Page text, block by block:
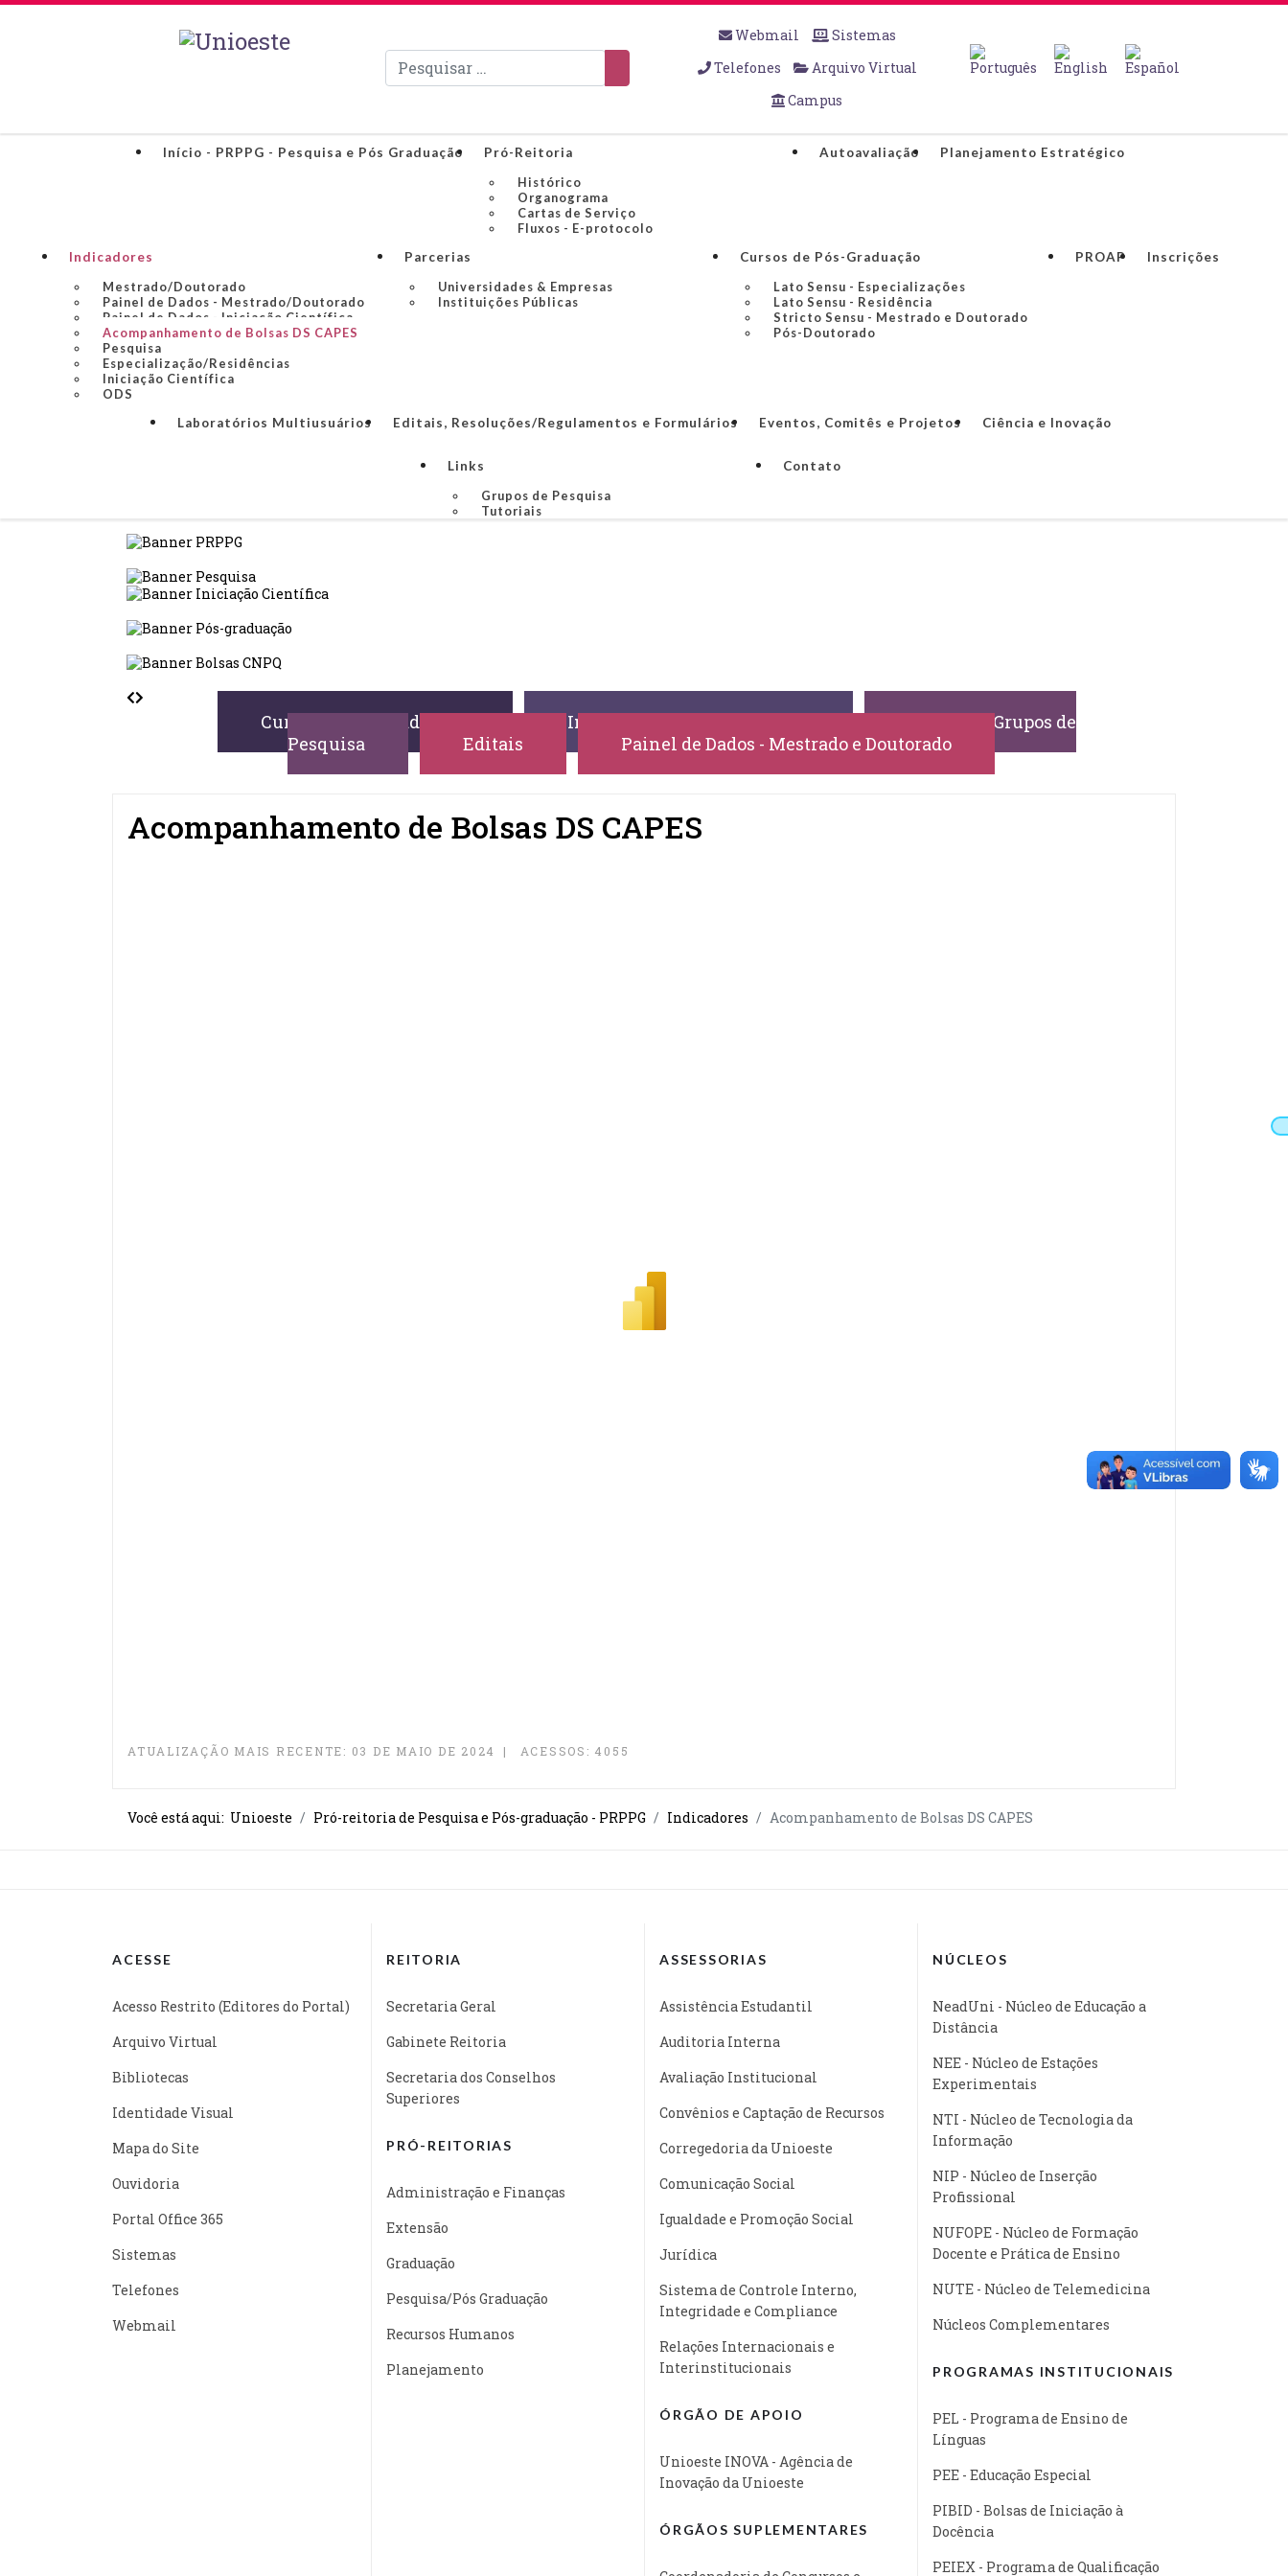
Pesquisar
Webmail
Sistemas
Telefones
Arquivo Virtual
Campus
Início - PRPPG - Pesquisa e Pós Graduação
Pró-Reitoria
Histórico
Organograma
Cartas de Serviço
Fluxos - E-protocolo
Autoavaliação Planejamento Estratégico
Indicadores
Mestrado/Doutorado
Painel de Dados - Mestrado/Doutorado
Painel de Dados - Iniciação Científica
Acompanhamento de Bolsas DS CAPES
Pesquisa
Especialização/Residências
Iniciação Científica
ODS
Parcerias
Universidades & Empresas
Instituições Públicas
Cursos de Pós-Graduação
Lato Sensu - Especializações
Lato Sensu - Residência
Stricto Sensu - Mestrado e Doutorado
Pós-Doutorado
PROAP Inscrições
Laboratórios Multiusuários Editais, Resoluções/Regulamentos e Formulários Eventos, Comitês e Projetos Ciência e Inovação
Links
Grupos de Pesquisa
Tutoriais
Contato
Cursos de Pós-graduação Inscrições na Pós-graduação
Projetos e Grupos de
Pesquisa
Editais Painel de Dados - Mestrado e Doutorado
Acompanhamento de Bolsas DS CAPES
ATUALIZAÇÃO MAIS RECENTE: 03 DE MAIO DE 2024 ACESSOS: 4055
Você está aqui: Unioeste Pró-reitoria de Pesquisa e Pós-graduação - PRPPG Indicadores Acompanhamento de Bolsas DS CAPES
ACESSE
Acesso Restrito (Editores do Portal)
Arquivo Virtual
Bibliotecas
Identidade Visual
Mapa do Site
Ouvidoria
Portal Office 365
Sistemas
Telefones
Webmail
REITORIA
Secretaria Geral
Gabinete Reitoria
Secretaria dos Conselhos
Superiores
PRÓ-REITORIAS
Administração e Finanças
Extensão
Graduação
Pesquisa/Pós Graduação
Recursos Humanos
Planejamento
ASSESSORIAS
Assistência Estudantil
Auditoria Interna
Avaliação Institucional
Convênios e Captação de Recursos
Corregedoria da Unioeste
Comunicação Social
Igualdade e Promoção Social
Jurídica
Sistema de Controle Interno,
Integridade e Compliance
Relações Internacionais e
Interinstitucionais
ÓRGÃO DE APOIO
Unioeste INOVA - Agência de
Inovação da Unioeste
ÓRGÃOS SUPLEMENTARES
NÚCLEOS
NeadUni - Núcleo de Educação a
Distância
NEE - Núcleo de Estações
Experimentais
NTI - Núcleo de Tecnologia da
Informação
NIP - Núcleo de Inserção
Profissional
NUFOPE - Núcleo de Formação
Docente e Prática de Ensino
NUTE - Núcleo de Telemedicina
Núcleos Complementares
PROGRAMAS INSTITUCIONAIS
PEL - Programa de Ensino de
Línguas
PEE - Educação Especial
PIBID - Bolsas de Iniciação à
Docência
PEIEX - Programa de Qualificação